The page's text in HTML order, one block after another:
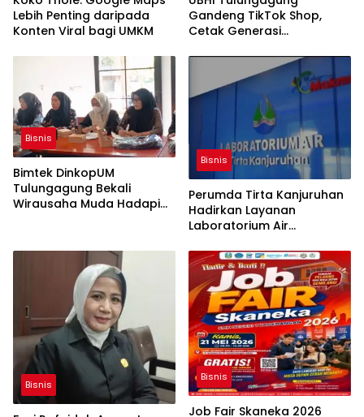
Lebih Penting daripada
Konten Viral bagi UMKM
Gandeng TikTok Shop,
Cetak Generasi
Kampus
Bisnis
Bimtek DinkopUM
Tulungagung Bekali
Wirausaha Muda Hadapi
Bisnis
Perumda Tirta Kanjuruhan
Hadirkan Layanan
Laboratorium Air
17025:2017 untuk
Penjaminan Mutu Air Minum
Bisnis
Bisnis
Job Fair Skaneka 2026